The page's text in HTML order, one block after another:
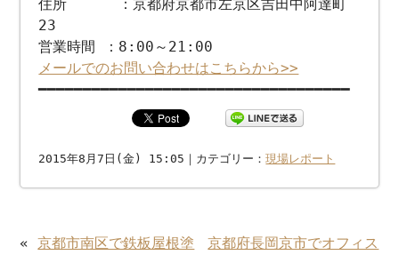
住所 ：京都府京都市左京区吉田中阿達町
23
営業時間 ：8:00～21:00
メールでのお問い合わせはこちらから>>
━━━━━━━━━━━━━━━━━━━━━━━━━━━━━━━━━━━
2015年8月7日(金) 15:05｜カテゴリー：現場レポート
«京都市南区で鉄板屋根塗
京都府長岡京市でオフィス